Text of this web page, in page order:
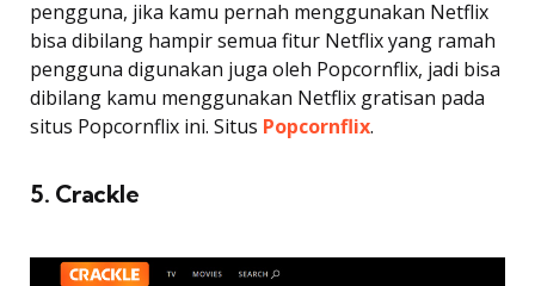
pengguna, jika kamu pernah menggunakan Netflix
bisa dibilang hampir semua fitur Netflix yang ramah
pengguna digunakan juga oleh Popcornflix, jadi bisa
dibilang kamu menggunakan Netflix gratisan pada
situs Popcornflix ini. Situs Popcornflix.
5. Crackle